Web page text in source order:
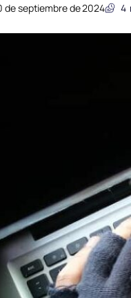
de septiembre de 2024 4